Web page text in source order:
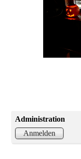
Administration
Anmelden